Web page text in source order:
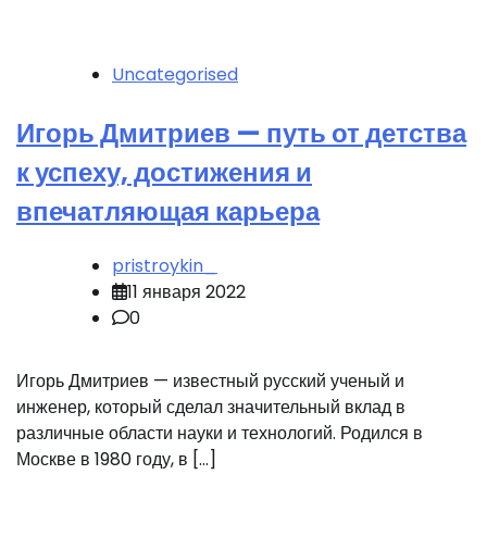
Uncategorised
Игорь Дмитриев — путь от детства
к успеху, достижения и
впечатляющая карьера
pristroykin_
11 января 2022
0
Игорь Дмитриев — известный русский ученый и
инженер, который сделал значительный вклад в
различные области науки и технологий. Родился в
Москве в 1980 году, в […]